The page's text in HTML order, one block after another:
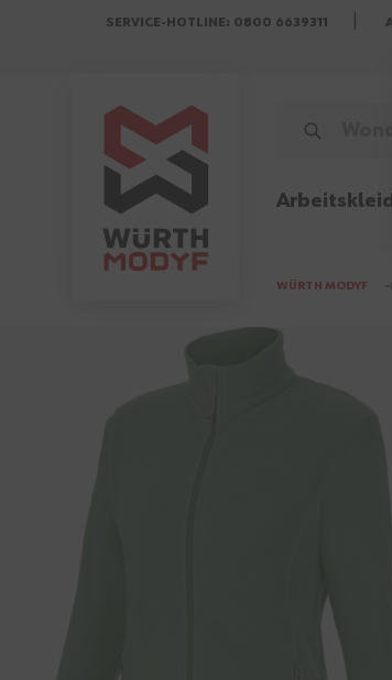
SERVICE-HOTLINE: 0800 6639311
WONACH
WÜRTH MODYF